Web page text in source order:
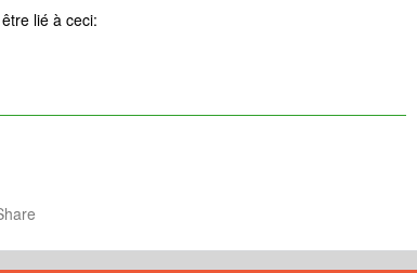
lié à ceci: